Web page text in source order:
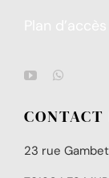
CONTACT
23 rue